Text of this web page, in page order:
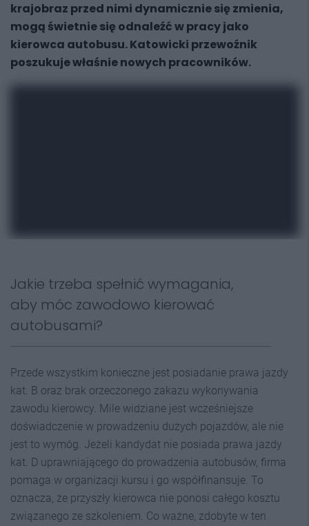
krajobraz przed nimi dynamicznie się zmienia,
mogą świetnie się odnaleźć w pracy jako
kierowca autobusu. Katowicki przewoźnik
poszukuje właśnie nowych pracowników.
Jakie trzeba spełnić wymagania,
aby móc zawodowo kierować
autobusami?
Przede wszystkim konieczne jest posiadanie prawa jazdy
kat. B oraz brak orzeczonego zakazu wykonywania
zawodu kierowcy. Mile widziane jest wcześniejsze
doświadczenie w prowadzeniu dużych pojazdów, ale nie
jest to wymóg. Jeżeli kandydat nie posiada prawa jazdy
kat. D uprawniającego do prowadzenia autobusów, firma
pomaga w organizacji kursu i go współfinansuje. To
oznacza, że przyszły kierowca nie ponosi całego kosztu
związanego ze szkoleniem. Co ważne, zdobyte w ten